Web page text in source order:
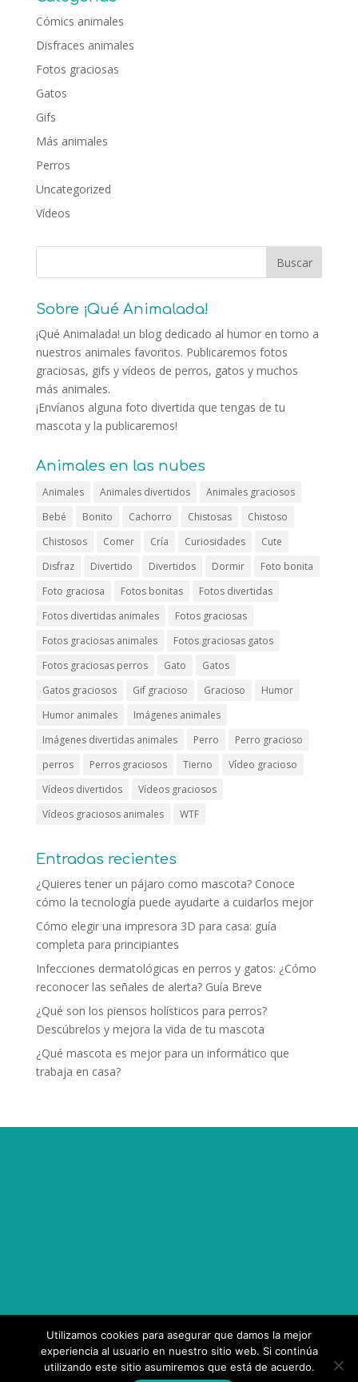
Cómics animales
Disfraces animales
Fotos graciosas
Gatos
Gifs
Más animales
Perros
Uncategorized
Vídeos
Sobre ¡Qué Animalada!
¡Qué Animalada! un blog dedicado al humor en torno a
nuestros animales favoritos. Publicaremos fotos
graciosas, gifs y vídeos de perros, gatos y muchos
más animales.
¡Envíanos alguna foto divertida que tengas de tu
mascota y la publicaremos!
Animales en las nubes
Animales Animales divertidos
Animales graciosos
Bebé
Bonito Cachorro Chistosas
Chistoso
Chistosos
Comer Cría Curiosidades
Cute
Disfraz
Divertido Divertidos Dormir
Foto bonita
Foto graciosa
Fotos bonitas
Fotos divertidas
Fotos divertidas animales
Fotos graciosas
Fotos graciosas animales
Fotos graciosas gatos
Fotos graciosas perros
Gato
Gatos
Gatos graciosos
Gif gracioso Gracioso
Humor
Humor animales
Imágenes animales
Imágenes divertidas animales
Perro
Perro gracioso
perros
Perros graciosos Tierno
Vídeo gracioso
Vídeos divertidos
Vídeos graciosos
Vídeos graciosos animales
WTF
Entradas recientes
¿Quieres tener un pájaro como mascota? Conoce
cómo la tecnología puede ayudarte a cuidarlos mejor
Cómo elegir una impresora 3D para casa: guía
completa para principiantes
Infecciones dermatológicas en perros y gatos: ¿Cómo
reconocer las señales de alerta? Guía Breve
¿Qué son los piensos holísticos para perros?
Descúbrelos y mejora la vida de tu mascota
¿Qué mascota es mejor para un informático que
trabaja en casa?
Diseñado por Elegant Themes| Desarrollado por
Utilizamos cookies para asegurar que damos la mejor
experiencia al usuario en nuestro sitio web. Si continúa
utilizando este sitio asumiremos que está de acuerdo.